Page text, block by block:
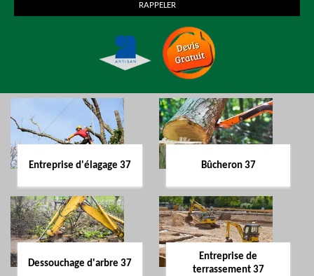
Entreprise d'élagage 37 Bûcheron 37
Dessouchage d'arbre 37
Entreprise de
terrassement 37